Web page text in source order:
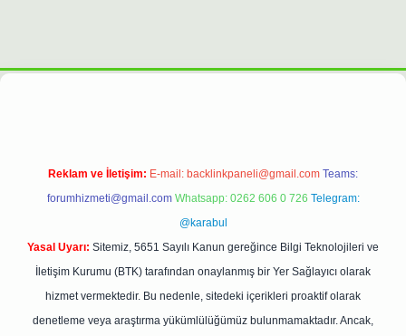
betexpergir.net
Reklam ve İletişim: E-mail: backlinkpaneli@gmail.com Teams:
forumhizmeti@gmail.com Whatsapp: 0262 606 0 726 Telegram:
@karabul
Yasal Uyarı: Sitemiz, 5651 Sayılı Kanun gereğince Bilgi Teknolojileri ve
İletişim Kurumu (BTK) tarafından onaylanmış bir Yer Sağlayıcı olarak
hizmet vermektedir. Bu nedenle, sitedeki içerikleri proaktif olarak
denetleme veya araştırma yükümlülüğümüz bulunmamaktadır. Ancak,